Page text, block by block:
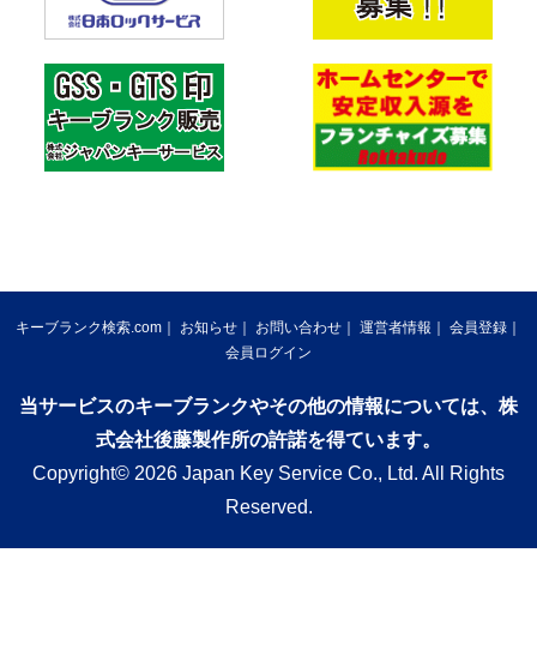
キーブランク検索.com お知らせ お問い合わせ 運営者情報
会員登録
会員ログイン
当サービスのキーブランクやその他の情報については、株
式会社後藤製作所の許諾を得ています。
Copyright© 2026 Japan Key Service Co., Ltd. All Rights
Reserved.